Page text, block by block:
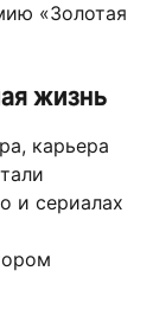
«Золотая
жизнь
карьера
и сериалах